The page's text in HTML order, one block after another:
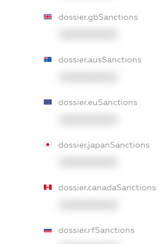
dossier.gbSanctions
dossier.ausSanctions
dossier.euSanctions
dossier.japanSanctions
dossier.canadaSanctions
dossier.rfSanctions